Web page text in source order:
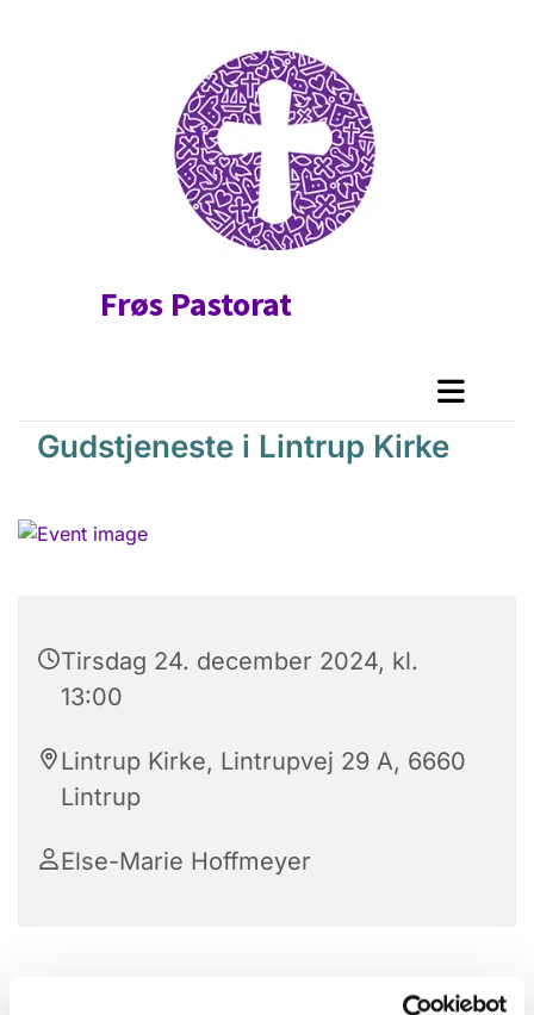
Frøs Pastorat
Gudstjeneste i Lintrup Kirke
Tirsdag 24. december 2024, kl.
13:00
Lintrup Kirke, Lintrupvej 29 A, 6660
Lintrup
Else-Marie Hoffmeyer